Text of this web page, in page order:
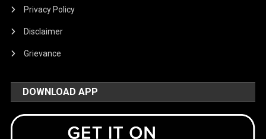
Privacy Policy
Disclaimer
Grievance
DOWNLOAD APP